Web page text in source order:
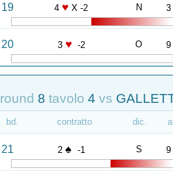
19 4 ♥ X -2 N 3
20 3 ♥ -2 O 9
round 8 tavolo 4 vs
bd. contratto dic.
21 2 ♠ -1 S 9